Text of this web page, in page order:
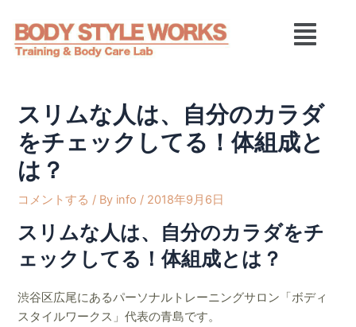
メ
ニ
スリムな人は、自分のカラダ
をチェックしてる！体組成と
は？
コメントする / By info / 2018年9月6日
スリムな人は、自分のカラダをチ
ェックしてる！体組成とは？
渋谷区広尾にあるパーソナルトレーニングサロン「ボディ
スタイルワークス」代表の青島です。
navigation